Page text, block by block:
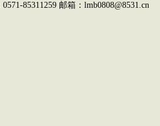
85311259 邮箱：lmb0808@8531.cn